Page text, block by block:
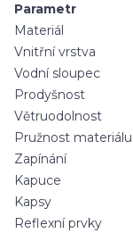
Parametr
Materiál
Vnitřní vrstva
Vodní sloupec
Prodyšnost
Větruodolnost
Pružnost materiálu
Zapínání
Kapuce
Kapsy
Reflexní prvky